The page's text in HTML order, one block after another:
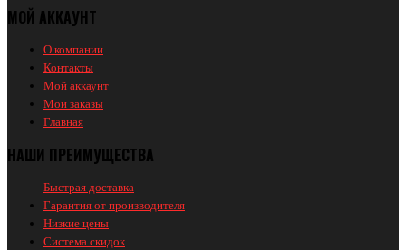
МОЙ АККАУНТ
О компании
Контакты
Мой аккаунт
Мои заказы
Главная
НАШИ ПРЕИМУЩЕСТВА
Быстрая доставка
Гарантия от производителя
Низкие цены
Система скидок